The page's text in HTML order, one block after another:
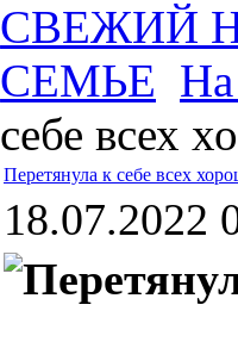
СВЕЖИЙ
СЕМЬЕ На
себе всех
Перетянула к себе всех
18.07.2022